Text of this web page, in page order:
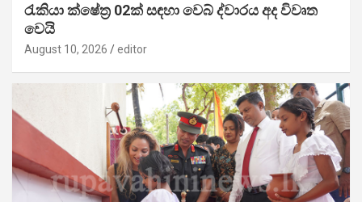
රැකියා ක්ෂේත්‍ර 02ක් සඳහා වෙබ් ද්වාරය අද විවෘත
වෙයි
August 10, 2026 editor